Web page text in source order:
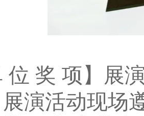
位 奖 项】展
演活动现场